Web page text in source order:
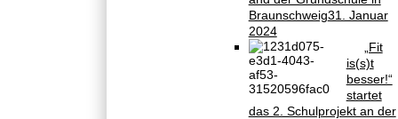
Braunschweig31. Januar
2024
„Fit
is(s)t
besser!“
startet
das 2. Schulprojekt an der